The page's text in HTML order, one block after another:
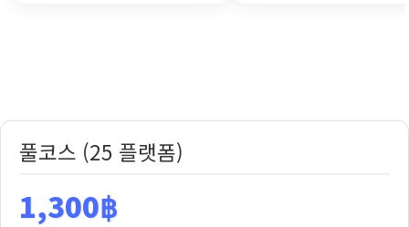
풀코스 (25 플랫폼)
1,300฿
🌴